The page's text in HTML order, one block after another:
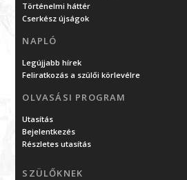
Történelmi háttér
Cserkész újságok
NAPLÓ
Legújjabb hírek
Feliratkozás a szülői körlevélre
OLVASÁSI PROGRAM
Utasítás
Bejelentkezés
Részletes utasítás
SZÜLŐKNEK